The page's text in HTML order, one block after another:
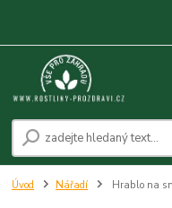
Úvod Nářadí Hrablo na